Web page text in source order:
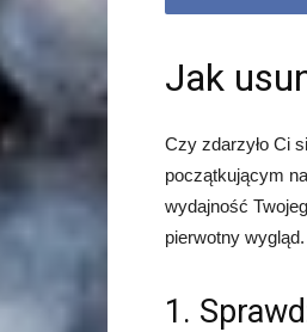
Jak
Czy zdarzyło Ci
początkującym
wydajność
pierwotny wygląd.
1.